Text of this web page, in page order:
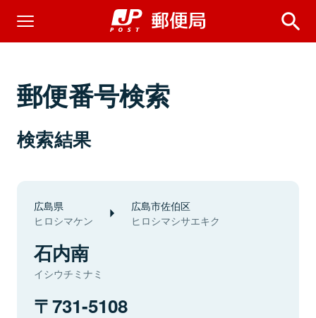
郵便番号検索
検索結果
広島県
ヒロシマケン
広島市佐伯区
ヒロシマシサエキク
石内南
イシウチミナミ
731-5108